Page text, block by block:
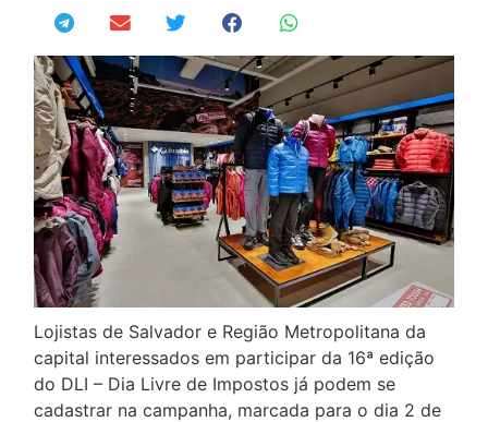
Lojistas de Salvador e Região Metropolitana da
capital interessados em participar da 16ª edição
do DLI – Dia Livre de Impostos já podem se
cadastrar na campanha, marcada para o dia 2 de